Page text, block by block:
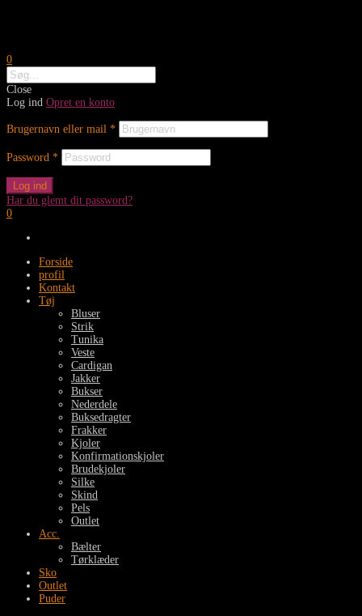
0
Close
Log ind Opret en konto
Brugernavn eller mail *
Password *
Log ind
Har du glemt dit password?
0
Forside
profil
Kontakt
Tøj
Bluser
Strik
Tunika
Veste
Cardigan
Jakker
Bukser
Nederdele
Buksedragter
Frakker
Kjoler
Konfirmationskjoler
Brudekjoler
Silke
Skind
Pels
Outlet
Acc.
Bælter
Tørklæder
Sko
Outlet
Puder